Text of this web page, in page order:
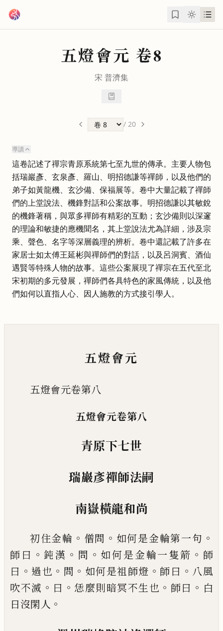
五燈會元 卷8
宋 普濟集
/ 20
導讀
這卷記述了禪宗青原系統第七至九世的傳承。主要人物包
括瑞巖彥、玄泉彥、羅山、明招德謙等禪師，以及他們的
弟子如黃龍機、玄沙備、保福展等。卷中大量記載了禪師
們的上堂說法、機鋒對話和公案故事。明招德謙以其敏銳
的機鋒著稱，與眾多禪師有精彩的互動；玄沙備則以深邃
的理論和敏捷的應機聞名，其上堂說法尤為詳細，涉及宗
乘、聲色、名字等深層義理的辨析。卷中還記載了許多在
家居士如太傅王延彬與禪師們的對話，以及呂洞賓、酒仙
遇賢等特殊人物的故事。這些公案展現了禪宗在五代至北
宋初期的多元發展，禪師們各具特色的家風傳統，以及他
們如何以直指人心、因人施教的方式接引學人。
五燈會元
五燈會元卷第八
五燈會元卷第八
青原下七世
瑞巖彥禪師法嗣
南嶽橫龍和尚
初住金輪 。 僧問 。 如何是金輪第一句 。
師曰 。鈍漢 。 問 。 如何是金輪一隻箭 。 師
曰 。 過也 。 問 。 如何是祖師燈 。 師曰 。 八風
吹不滅 。 曰 。 恁麼則暗冥不生也 。 師曰 。 白
日沒閑人 。